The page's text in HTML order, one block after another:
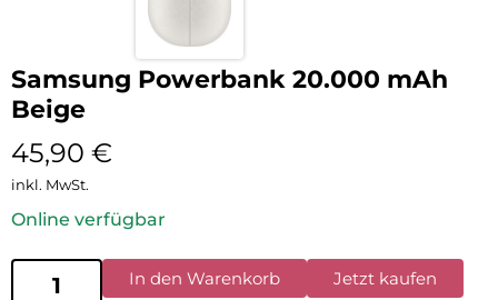
Samsung Powerbank 20.000 mAh
Beige
45,90 €
inkl. MwSt.
Online verfügbar
In den Warenkorb Jetzt kaufen